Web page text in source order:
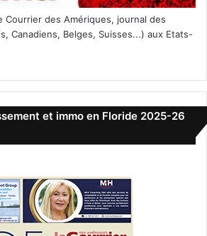
espagnole revient enfin, toujours
» ! Si vous aimez les intrigues
pas !
Courrier des Amériques, journal des
Canadiens, Belges, Suisses...) aux Etats-
et immo en Floride 2025-26